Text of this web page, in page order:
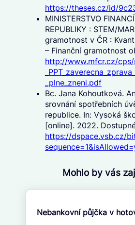
https://theses.cz/id/
MINISTERSTVO
REPUBLIKY : STEM/
gramotnost v ČR :
– Finanční gramotnost
http://www.mfcr.cz/
_plne_zneni.pdf
Bc. Jana Kohoutková.
srovnání spotřebních
republice. In: Vysoká
[online]. 2022.
https://dspace.vsb.cz/
Mohlo by vás
Nebankovní půjčka v